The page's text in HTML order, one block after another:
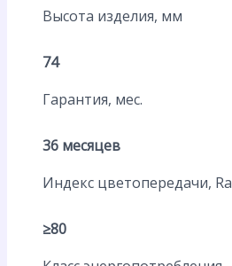
Высота изделия, мм
74
Гарантия, мес.
36 месяцев
Индекс цветопередачи, Ra
≥80